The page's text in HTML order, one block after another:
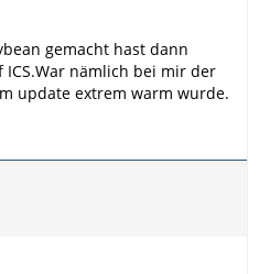
gemacht hast dann
nämlich bei mir der
update extrem warm wurde.